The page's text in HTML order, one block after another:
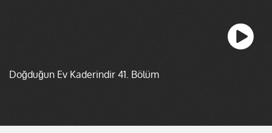
Doğduğun Ev Kaderindir 41. Bölüm